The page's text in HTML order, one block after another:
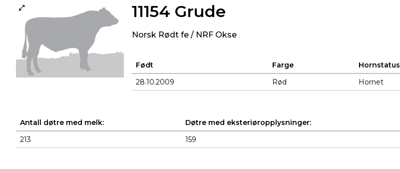
11154 Grude
Norsk Rødt fe / NRF Okse
Født Farge Hornstatus
28.10.2009
Rød Hornet
Antall døtre med melk: Døtre med eksteriøropplysninger:
213
159